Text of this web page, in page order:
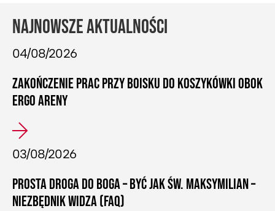
NAJNOWSZE AKTUALNOŚCI
04/08/2026
ZAKOŃCZENIE PRAC PRZY BOISKU DO KOSZYKÓWKI OBOK
ERGO ARENY
03/08/2026
PROSTA DROGA DO BOGA – BYĆ JAK ŚW. MAKSYMILIAN –
NIEZBĘDNIK WIDZA (FAQ)